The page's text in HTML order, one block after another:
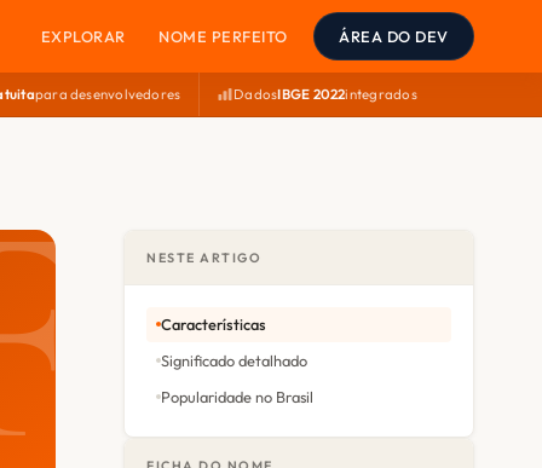
EXPLORAR NOME PERFEITO ÁREA DO DEV
para desenvolvedores DadosIBGE 2022integrados
NESTE ARTIGO
Características
Significado detalhado
Popularidade no Brasil